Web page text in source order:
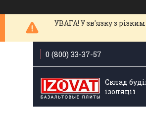
УВАГА! У зв'язку з
0 (800) 33-37-57
Склад
ізоляції